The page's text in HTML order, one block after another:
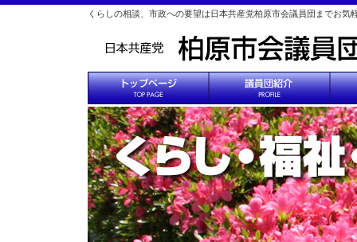
くらしの相談、市政への要望は日本共産党柏原市会議員団までお気